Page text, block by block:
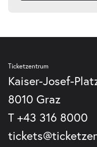
Ticketzentrum
Kaiser-Josef-
8010 Graz
T +43 316 8000